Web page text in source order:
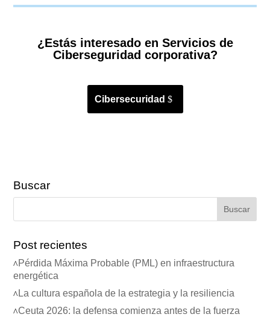
¿Estás interesado en Servicios de
Ciberseguridad corporativa?
Cibersecuridad
Buscar
Post recientes
Pérdida Máxima Probable (PML) en infraestructura
energética
La cultura española de la estrategia y la resiliencia
Ceuta 2026: la defensa comienza antes de la fuerza